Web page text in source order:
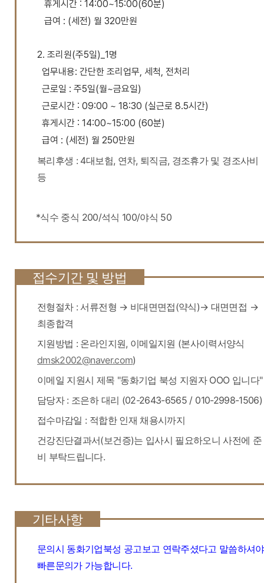
휴게시간 : 14:00~15:00(60분)
급여 : (세전) 월 320만원
2. 조리원(주5일)_1명
업무내용: 간단한 조리업무, 세척, 전처리
근로일 : 주5일(월~금요일)
근로시간 : 09:00 ~ 18:30 (실근로 8.5시간)
휴게시간 : 14:00~15:00 (60분)
급여 : (세전) 월 250만원
복리후생 : 4대보험, 연차, 퇴직금, 경조휴가 및 경조사비
등
*식수 중식 200/석식 100/야식 50
접수기간 및 방법
전형절차 : 서류전형 → 비대면면접(약식)→ 대면면접 →
최종합격
지원방법 : 온라인지원, 이메일지원 (본사이력서양식
dmsk2002@naver.com)
이메일 지원시 제목 "동화기업 북성 지원자 OOO 입니다"
담당자 : 조은하 대리 (02-2643-6565 / 010-2998-1506)
접수마감일 : 적합한 인재 채용시까지
건강진단결과서(보건증)는 입사시 필요하오니 사전에 준
비 부탁드립니다.
기타사항
문의시 동화기업북성 공고보고 연락주셨다고 말씀하셔야
빠른문의가 가능합니다.